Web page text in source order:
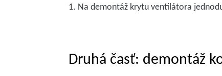
1. Na demontáž krytu ventilátora
Druhá časť: demontáž